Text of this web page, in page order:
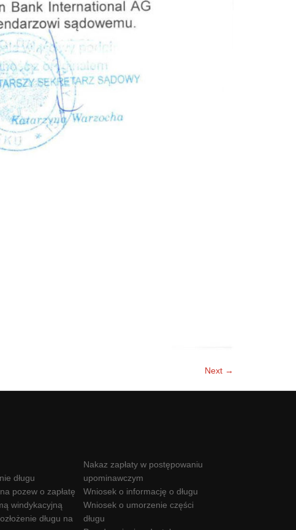
Next →
długu
pozew o zapłatę
windykacyjną
długu na
Nakaz zapłaty w postępowaniu
upominawczym
Wniosek o informację o długu
Wniosek o umorzenie części
długu